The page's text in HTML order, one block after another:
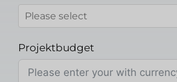
Projektbudget